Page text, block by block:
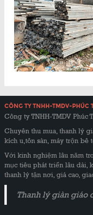
CÔNG TY TNHH-TMDV-PHÚC
Công ty TNHH-TMDV Phúc
Chuyên thu mua, thanh lý
kích u,tôn sàn, máy trộn bê
Với kinh nghiệm lâu năm
mục tiêu phát triển lâu dài,
thanh lý tận nơi, giá cao,
Thanh lý giàn giáo